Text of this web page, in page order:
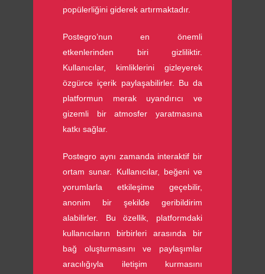
popülerliğini giderek artırmaktadır.
Postegro’nun en önemli
etkenlerinden biri gizliliktir.
Kullanıcılar, kimliklerini gizleyerek
özgürce içerik paylaşabilirler. Bu da
platformun merak uyandırıcı ve
gizemli bir atmosfer yaratmasına
katkı sağlar.
Postegro aynı zamanda interaktif bir
ortam sunar. Kullanıcılar, beğeni ve
yorumlarla etkileşime geçebilir,
anonim bir şekilde geribildirim
alabilirler. Bu özellik, platformdaki
kullanıcıların birbirleri arasında bir
bağ oluşturmasını ve paylaşımlar
aracılığıyla iletişim kurmasını